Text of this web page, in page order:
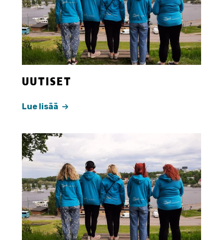
UUTISET
Lue lisää